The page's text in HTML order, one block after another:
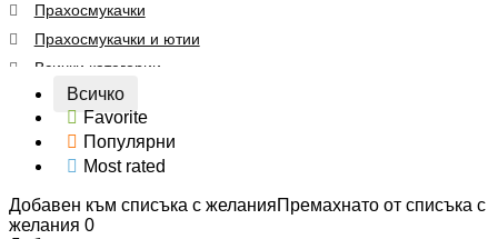
Прахосмукачки
Прахосмукачки и ютии
Всички категории
Всичко
Favorite
Популярни
Most rated
Добавен към списъка с желанияПремахнато от списъка с
желания 0